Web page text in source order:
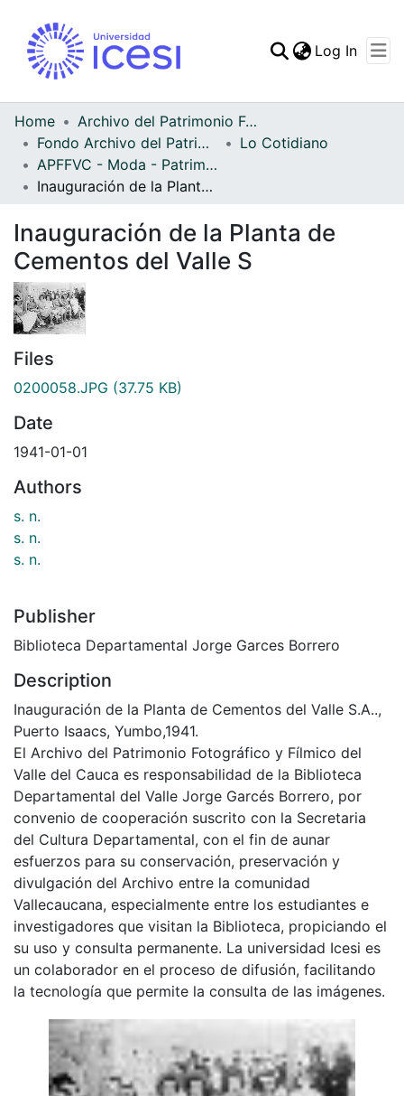
Statistics
Log In
Home
Archivo del Patrimonio Fotográfico y Fílmico del Valle del Cauca
Fondo Archivo del Patrimonio Fotográfico y Fílmico del Valle del Cauca
Lo Cotidiano
APFFVC - Moda - Patrimonial
Inauguración de la Planta de Cementos del Valle S
Inauguración de la Planta de
Cementos del Valle S
Files
0200058.JPG (37.75 KB)
Date
1941-01-01
Authors
s. n.
s. n.
s. n.
Publisher
Biblioteca Departamental Jorge Garces Borrero
Description
Inauguración de la Planta de Cementos del Valle S.A..,
Puerto Isaacs, Yumbo,1941.
El Archivo del Patrimonio Fotográfico y Fílmico del
Valle del Cauca es responsabilidad de la Biblioteca
Departamental del Valle Jorge Garcés Borrero, por
convenio de cooperación suscrito con la Secretaria
del Cultura Departamental, con el fin de aunar
esfuerzos para su conservación, preservación y
divulgación del Archivo entre la comunidad
Vallecaucana, especialmente entre los estudiantes e
investigadores que visitan la Biblioteca, propiciando el
su uso y consulta permanente. La universidad Icesi es
un colaborador en el proceso de difusión, facilitando
la tecnología que permite la consulta de las imágenes.